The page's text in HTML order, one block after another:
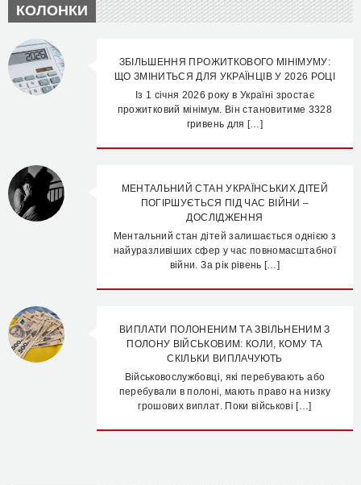
КОЛОНКИ
ЗБІЛЬШЕННЯ ПРОЖИТКОВОГО МІНІМУМУ:
ЩО ЗМІНИТЬСЯ ДЛЯ УКРАЇНЦІВ У 2026 РОЦІ
Із 1 січня 2026 року в Україні зростає
прожитковий мінімум. Він становитиме 3328
гривень для […]
МЕНТАЛЬНИЙ СТАН УКРАЇНСЬКИХ ДІТЕЙ
ПОГІРШУЄТЬСЯ ПІД ЧАС ВІЙНИ –
ДОСЛІДЖЕННЯ
Ментальний стан дітей залишається однією з
найуразливіших сфер у час повномасштабної
війни. За рік рівень […]
ВИПЛАТИ ПОЛОНЕНИМ ТА ЗВІЛЬНЕНИМ З
ПОЛОНУ ВІЙСЬКОВИМ: КОЛИ, КОМУ ТА
СКІЛЬКИ ВИПЛАЧУЮТЬ
Військовослужбовці, які перебувають або
перебували в полоні, мають право на низку
грошових виплат. Поки військові […]